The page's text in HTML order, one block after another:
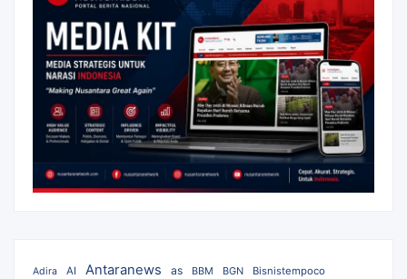
Adira AI Antaranews as BBM BGN Bisnistempoco